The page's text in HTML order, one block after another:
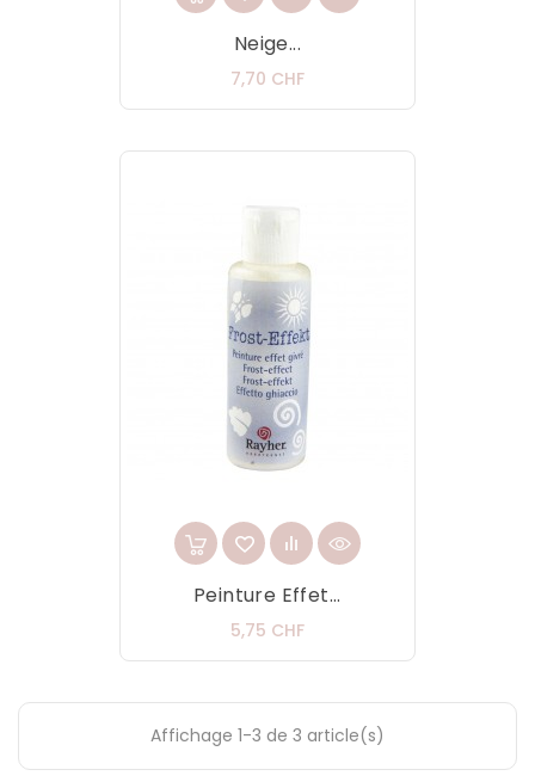
Neige...
7,70 CHFPrix
Peinture Effet...
5,75 CHFPrix
Affichage 1-3 de 3 article(s)